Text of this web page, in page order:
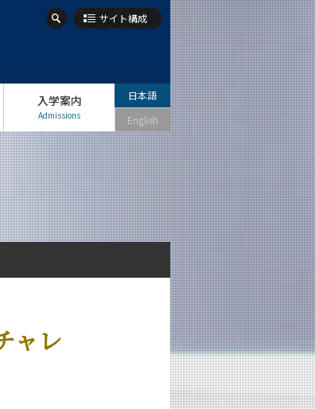
サイト構成
入学案内
Admissions
日本語
English
ャレ